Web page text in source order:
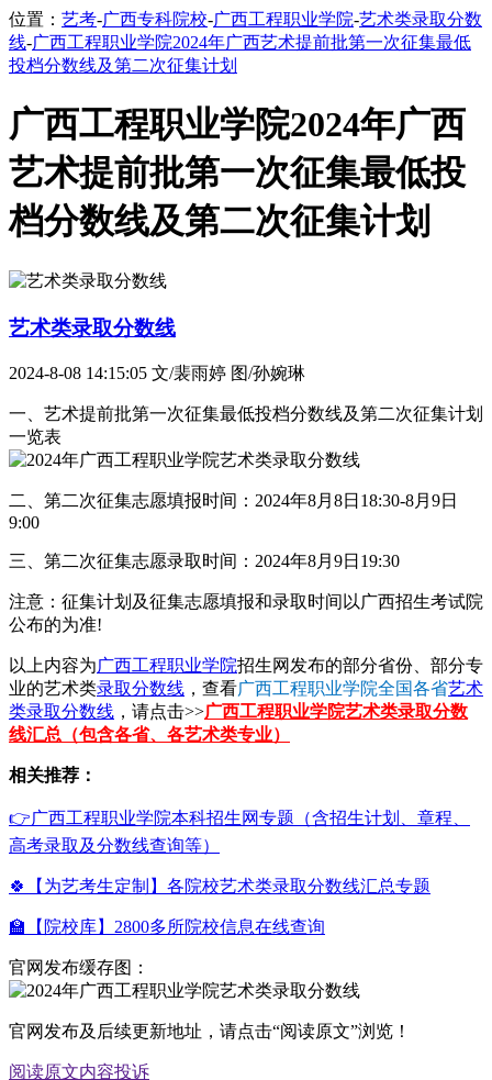
位置： 艺考-广西专科院校-广西工程职业学院-艺术类录取分数
线-广西工程职业学院2024年广西艺术提前批第一次征集最低
投档分数线及第二次征集计划
广西工程职业学院2024年广西
艺术提前批第一次征集最低投
档分数线及第二次征集计划
艺术类录取分数线
2024-8-08 14:15:05 文/裴雨婷 图/孙婉琳
一、艺术提前批第一次征集最低投档分数线及第二次征集计划
一览表
二、第二次征集志愿填报时间：2024年8月8日18:30-8月9日
9:00
三、第二次征集志愿录取时间：2024年8月9日19:30
注意：征集计划及征集志愿填报和录取时间以广西招生考试院
公布的为准!
以上内容为广西工程职业学院招生网发布的部分省份、部分专
业的艺术类录取分数线 ，查看广西工程职业学院全国各省艺术
类录取分数线 ，请点击>>广西工程职业学院艺术类录取分数
线汇总（包含各省、各艺术类专业）
相关推荐：
👉广西工程职业学院本科招生网专题（含招生计划、章程、
高考录取及分数线查询等）
🍀【为艺考生定制】各院校艺术类录取分数线汇总专题
🏫【院校库】2800多所院校信息在线查询
官网发布缓存图：
官网发布及后续更新地址，请点击“阅读原文”浏览！
阅读原文内容投诉